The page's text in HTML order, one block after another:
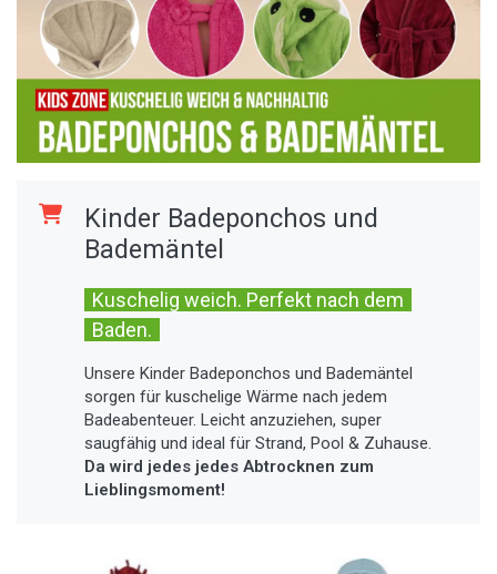
Kinder Badeponchos und
Bademäntel
Kuschelig weich. Perfekt nach dem
Baden.
Unsere Kinder Badeponchos und Bademäntel
sorgen für kuschelige Wärme nach jedem
Badeabenteuer. Leicht anzuziehen, super
saugfähig und ideal für Strand, Pool & Zuhause.
Da wird jedes jedes Abtrocknen zum
Lieblingsmoment!